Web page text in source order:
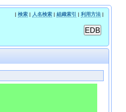
| 検索| 人名検索| 組織索引 | 利用方法|